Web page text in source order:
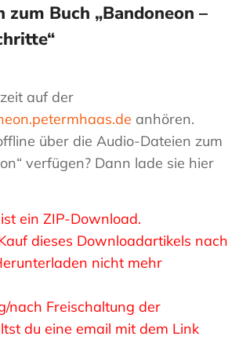
Buch „Bandoneon –
auf der
anhören.
über die Audio-Dateien zum
verfügen? Dann lade sie hier
ein ZIP-Download.
dieses Downloadartikels nach
nicht mehr
nach Freischaltung der
du eine email mit dem Link